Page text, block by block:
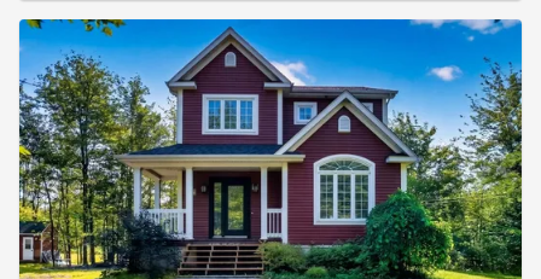
parcs, axes routiers, des centres commerciau